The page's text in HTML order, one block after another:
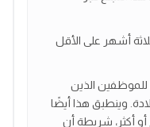
أشهر على الأقل
مدتها 13 أسبوعًا للموظفين الذين
وينطبق هذا أيضًا
أو أكثر، شريطة أن